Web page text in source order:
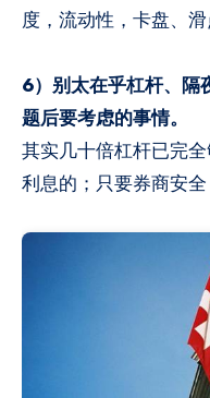
度，流动性，卡盘、滑
6）别太在乎杠杆、隔
题后要考虑的事情。
其实几十倍杠杆已完
利息的；只要券商安全